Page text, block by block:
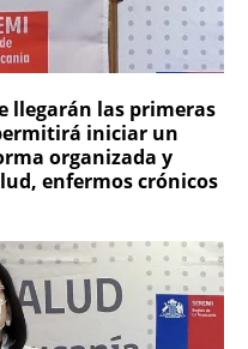
llegarán las primeras
iniciar un
organizada y
enfermos crónicos